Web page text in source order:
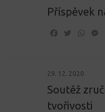
Příspěvek
Facebook
Twitter
29. 12. 2020
Soutěž
tvořivosti